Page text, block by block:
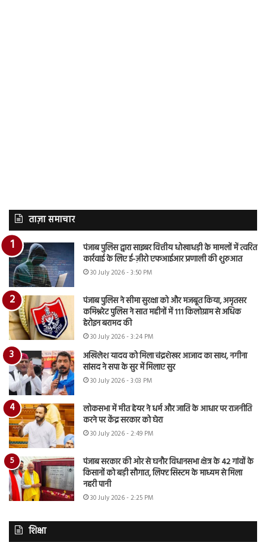
ताज़ा समाचार
पंजाब पुलिस द्वारा साइबर वित्तीय धोखाधड़ी के मामलों में त्वरित
कार्रवाई के लिए ई-ज़ीरो एफआईआर प्रणाली की शुरुआत
30 July 2026 - 3:50 PM
पंजाब पुलिस ने सीमा सुरक्षा को और मजबूत किया, अमृतसर
कमिश्नरेट पुलिस ने सात महीनों में 111 किलोग्राम से अधिक
हेरोइन बरामद की
30 July 2026 - 3:24 PM
अखिलेश यादव को मिला चंद्रशेखर आजाद का साथ, नगीना
सांसद ने सपा के सुर में मिलाए सुर
30 July 2026 - 3:03 PM
लोकसभा में मीत हेयर ने धर्म और जाति के आधार पर राजनीति
करने पर केंद्र सरकार को घेरा
30 July 2026 - 2:49 PM
पंजाब सरकार की ओर से घनौर विधानसभा क्षेत्र के 42 गांवों के
किसानों को बड़ी सौगात, लिफ्ट सिस्टम के माध्यम से मिला
नहरी पानी
30 July 2026 - 2:25 PM
शिक्षा